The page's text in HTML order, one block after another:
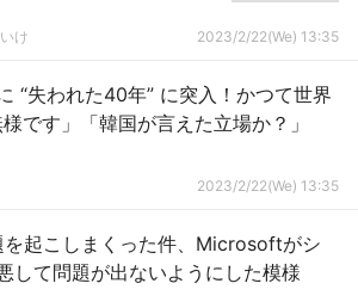
け 2023/2/22(We) 13:35
“失われた40年” に突入！かつて世界
です」「韓国が言えた立場か？」
2023/2/22(We) 13:35
を起こしまくった件、Microsoftがシ
して問題が出ないようにした模様